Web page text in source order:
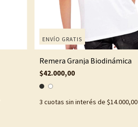
ENVÍO GRATIS
Remera Granja Biodinámica
$42.000,00
3 cuotas sin interés de $14.000,00